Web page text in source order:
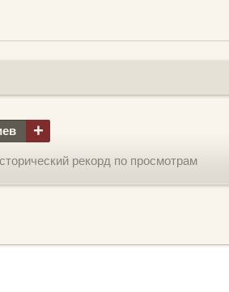
+
рекорд по просмотрам